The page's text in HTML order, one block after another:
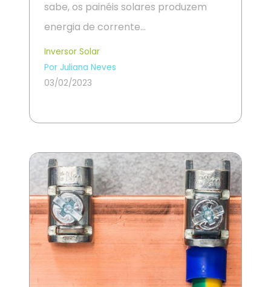
sabe, os painéis solares produzem
energia de corrente…
Inversor Solar
Por Juliana Neves
03/02/2023